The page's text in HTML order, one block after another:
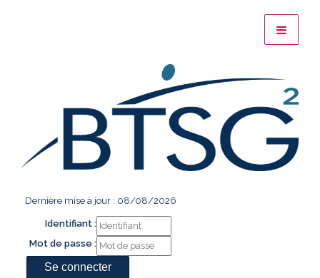
Dernière mise à jour : 08/08/2026
Identifiant :
Mot de passe :